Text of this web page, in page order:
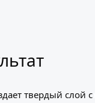
твердый